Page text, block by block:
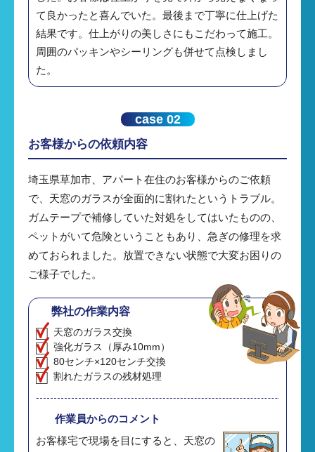
て良かったと喜んでいた。最後まで丁寧に仕上げた
結果です。仕上がりの美しさにもこだわって施工。
周囲のパッキンやシーリングも併せて点検しまし
た。
case 02
お客様からの依頼内容
埼玉県草加市、アパート在住のお客様からのご依頼
で、天窓のガラスが全面的に割れたというトラブル。
ガムテープで補修していた対処をしてはいたものの、
ペットがいて危険ということもあり、急ぎの修理を求
めておられました。放置できない状態で大変お困りの
ご様子でした。
弊社の作業内容
天窓のガラス交換
強化ガラス（厚み10mm）
80センチ×120センチ交換
割れたガラスの残材処理
作業員からのコメント
お客様宅で現場を目にすると、天窓の